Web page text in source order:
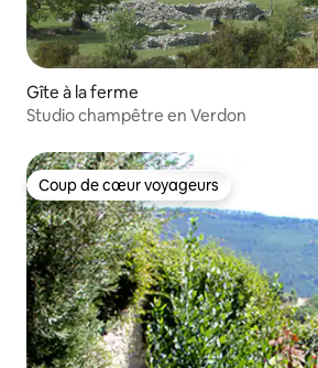
Gîte à la ferme
Studio champêtre en Verdon
Coup de cœur voyageurs
Coup de cœur voyageurs